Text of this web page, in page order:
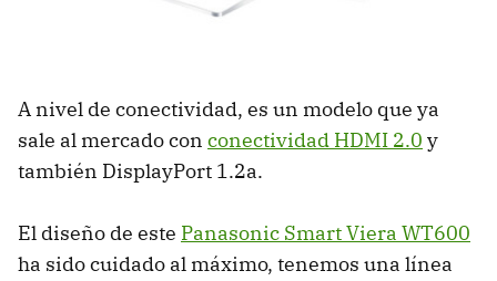
A nivel de conectividad, es un modelo que ya
sale al mercado con conectividad HDMI 2.0 y
también DisplayPort 1.2a.
El diseño de este Panasonic Smart Viera WT600
ha sido cuidado al máximo, tenemos una línea